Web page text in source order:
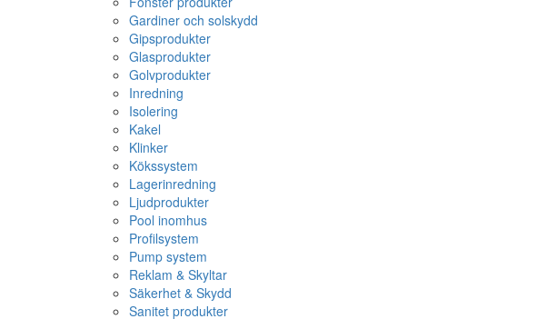
Gardiner och solskydd
Gipsprodukter
Glasprodukter
Golvprodukter
Inredning
Isolering
Kakel
Klinker
Kökssystem
Lagerinredning
Ljudprodukter
Pool inomhus
Profilsystem
Pump system
Reklam & Skyltar
Säkerhet & Skydd
Sanitet produkter